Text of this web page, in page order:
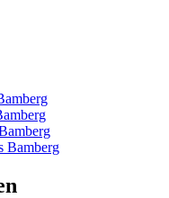
Bamberg